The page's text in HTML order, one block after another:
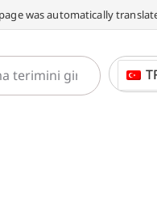
was automatically